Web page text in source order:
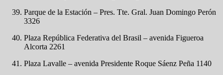
Parque de la Estación – Pres. Tte. Gral. Juan Domingo Perón
3326
Plaza República Federativa del Brasil – avenida Figueroa
Alcorta 2261
Plaza Lavalle – avenida Presidente Roque Sáenz Peña 1140